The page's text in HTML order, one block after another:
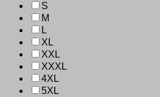
S
M
L
XL
XXL
XXXL
4XL
5XL